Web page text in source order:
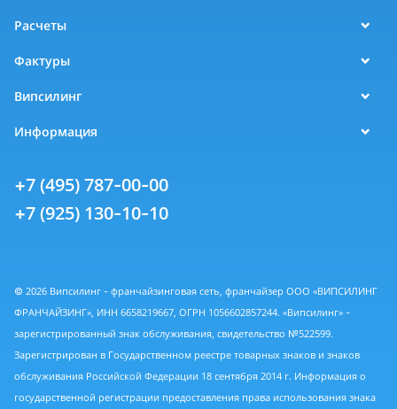
Расчеты
Фактуры
Випсилинг
Информация
+7 (495) 787-00-00
+7 (925) 130-10-10
© 2026 Випсилинг - франчайзинговая сеть, франчайзер ООО «ВИПСИЛИНГ
ФРАНЧАЙЗИНГ», ИНН 6658219667, ОГРН 1056602857244. «Випсилинг» -
зарегистрированный знак обслуживания, свидетельство №522599.
Зарегистрирован в Государственном реестре товарных знаков и знаков
обслуживания Российской Федерации 18 сентября 2014 г. Информация о
государственной регистрации предоставления права использования знака